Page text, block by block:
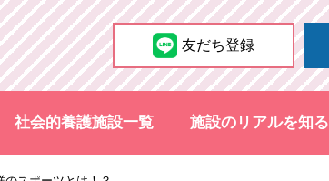
友だち登録
社会的養護施設一覧 施設のリアルを知る